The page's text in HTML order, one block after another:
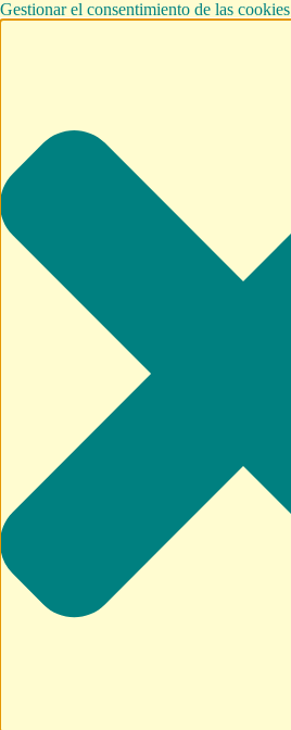
Gestionar el consentimiento de las cookies